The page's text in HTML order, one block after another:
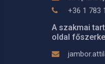
+36 1 783
A szakmai
oldal